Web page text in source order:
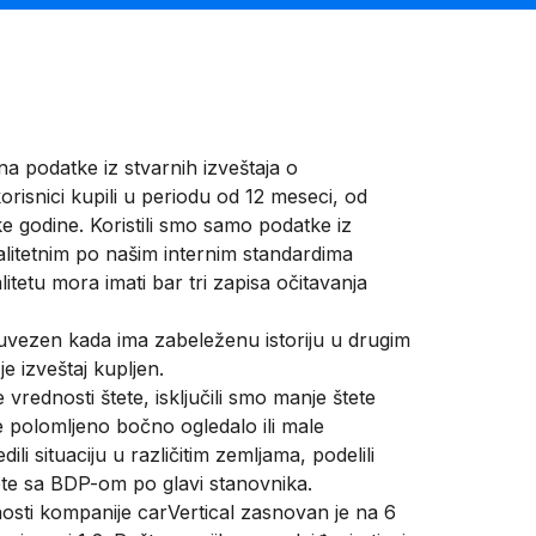
podatke iz stvarnih izveštaja o
kupili u periodu od 12 meseci, od
godine. Koristili smo samo podatke iz
po našim internim standardima
mora imati bar tri zapisa očitavanja
kada ima zabeleženu istoriju u drugim
izveštaj kupljen.
štete, isključili smo manje štete
bočno ogledalo ili male
situaciju u različitim zemljama, podelili
sa BDP-om po glavi stanovnika.
kompanije carVertical zasnovan je na 6